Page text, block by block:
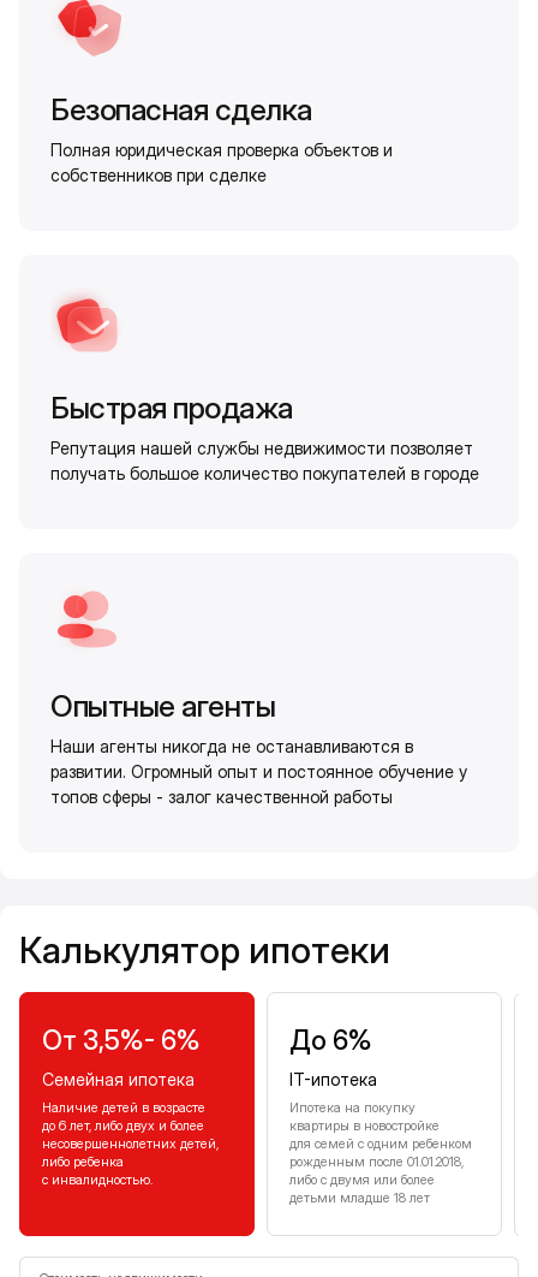
Безопасная сделка
Полная юридическая проверка объектов и
собственников при сделке
Быстрая продажа
Репутация нашей службы недвижимости позволяет
получать большое количество покупателей в городе
Опытные агенты
Наши агенты никогда не останавливаются в
развитии. Огромный опыт и постоянное обучение у
топов сферы - залог качественной работы
Калькулятор ипотеки
От 3,5%- 6%
Семейная ипотека
Наличие детей в возрасте
до 6 лет, либо двух и более
несовершеннолетних детей,
либо ребенка
с инвалидностью.
До 6%
IT-ипотека
Ипотека на покупку
квартиры в новостройке
для семей с одним ребенком
рожденным после 01.01.2018,
либо с двумя или более
детьми младше 18 лет